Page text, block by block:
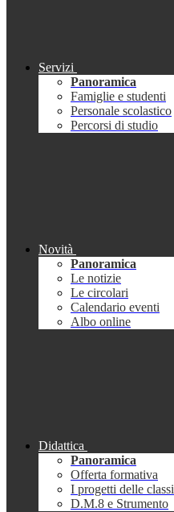
Servizi
Panoramica
Famiglie e studenti
Personale scolastico
Percorsi di studio
Novità
Panoramica
Le notizie
Le circolari
Calendario eventi
Albo online
Didattica
Panoramica
Offerta formativa
I progetti delle classi
D.M.8 e Strumento